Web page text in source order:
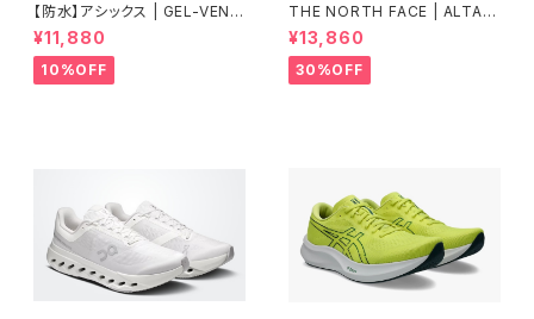
【防水】アシックス | GEL-VENT
URE11WP | BLACK/SPICELA
TTE | Men
¥11,880
10%OFF
THE NORTH FACE | ALTAM
ESA300V2 | ラバレット／アイ
アンクレイ | Men
¥13,860
30%OFF